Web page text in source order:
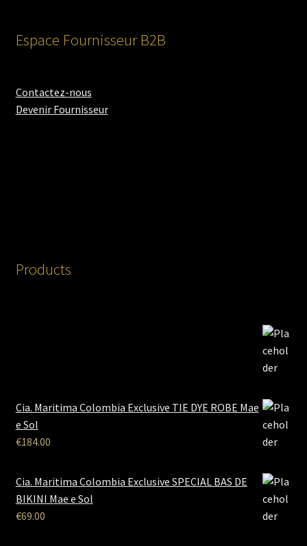
Espace Fournisseur B2B
Contactez-nous
Devenir Fournisseur
Products
Cia. Maritima Colombia Exclusive TIE DYE ROBE Mae
e Sol
€184.00
Cia. Maritima Colombia Exclusive SPECIAL BAS DE
BIKINI Mae e Sol
€69.00